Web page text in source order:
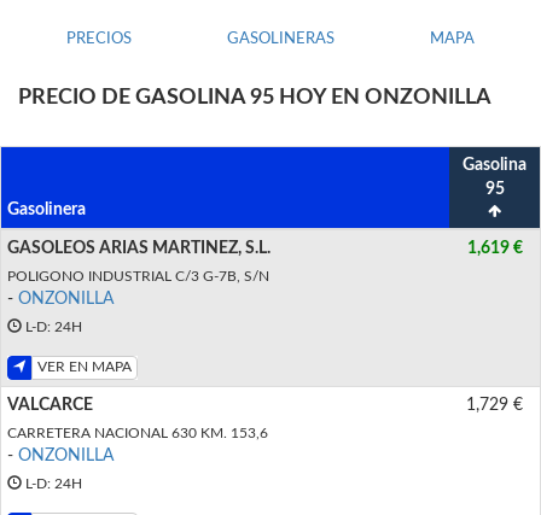
PRECIOS GASOLINERAS MAPA
PRECIO DE GASOLINA 95 HOY EN ONZONILLA
Gasolinera
Gasolina
95
GASOLEOS ARIAS MARTINEZ, S.L.
POLIGONO INDUSTRIAL C/3 G-7B, S/N
- ONZONILLA
L-D: 24H
VER EN MAPA
1,619 €
VALCARCE
CARRETERA NACIONAL 630 KM. 153,6
- ONZONILLA
L-D: 24H
1,729 €